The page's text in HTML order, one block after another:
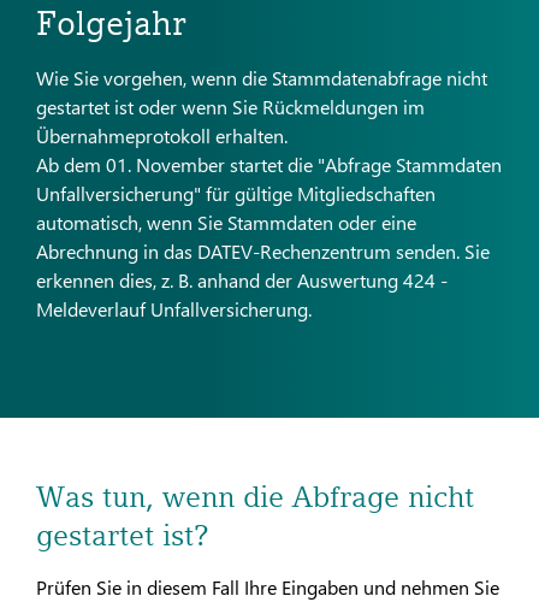
Folgejahr
Wie Sie vorgehen, wenn die Stammdatenabfrage nicht
gestartet ist oder wenn Sie Rückmeldungen im
Übernahmeprotokoll erhalten.
Ab dem 01. November startet die "Abfrage Stammdaten
Unfallversicherung" für gültige Mitgliedschaften
automatisch, wenn Sie Stammdaten oder eine
Abrechnung in das DATEV-Rechenzentrum senden. Sie
erkennen dies, z. B. anhand der Auswertung 424 -
Meldeverlauf Unfallversicherung.
Was tun, wenn die Abfrage nicht
gestartet ist?
Prüfen Sie in diesem Fall Ihre Eingaben und nehmen Sie